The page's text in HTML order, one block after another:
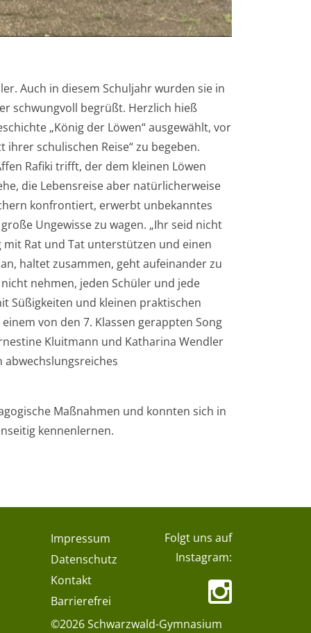
Auch in diesem Schuljahr wurden sie in
schwungvoll begrüßt. Herzlich hieß
„König der Löwen“ ausgewählt, vor
schulischen Reise“ zu begeben.
Rafiki trifft, der dem kleinen Löwen
die Lebensreise aber natürlicherweise
konfrontiert, erwerbt unbekanntes
Ungewisse zu wagen. „Ihr seid nicht
mit Rat und Tat unterstützen und einen
haltet zusammen, geht aufeinander zu
nehmen, jeden Schüler und jede
Süßigkeiten und kleinen praktischen
von den 7. Klassen gerappten Song
Kluitmann und Katharina Wendler
abwechslungsreiches
Maßnahmen und konnten sich in
kennenlernen.
Impressum
Datenschutz
Kontakt
Barrierefrei
Folgt uns auf
Instagram:
©2026 Schwarzwald-Gymnasium